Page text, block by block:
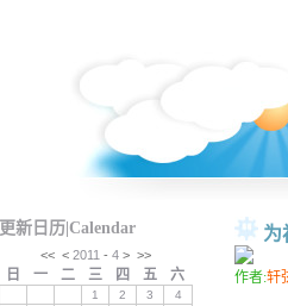
更新日历|Calendar
<< <2011 - 4 > >>
日 一 二 三 四 五 六
1 2 3
4
作者:轩